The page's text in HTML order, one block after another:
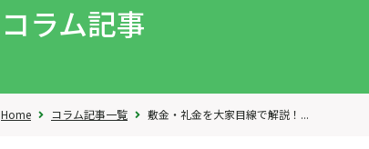
コラム記事
Home コラム記事一覧 敷金・礼金を大家目線で解説！...